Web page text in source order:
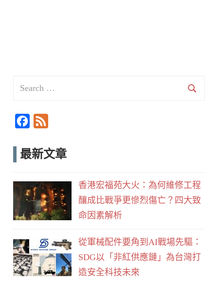
Search
c
o
k
e
最新文章
香港宏福苑大火：為何維修工程
釀成比戰爭更慘烈傷亡？四大致
命因素解析
從軍械配件要角到AI戰場先驅：
SDG以「非紅供應鏈」為台灣打
造安全科技未來